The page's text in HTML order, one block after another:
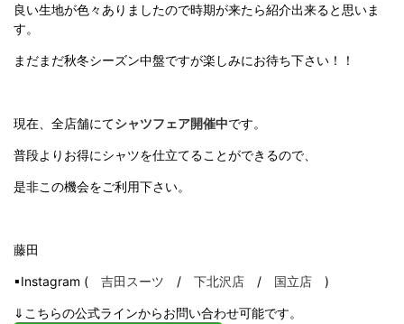
良い生地が色々ありましたので時期が来たら紹介出来ると思いま
す。
まだまだ秋冬シーズン中盤ですが楽しみにお待ち下さい！！
現在、全店舗にてシャツフェア開催中です。
普段よりお得にシャツを仕立てることができるので、
是非この機会をご利用下さい。
藤田
▪Instagram ( 吉田スーツ / 下北沢店 / 国立店 )
⇓こちらの公式ラインからお問い合わせ可能です。